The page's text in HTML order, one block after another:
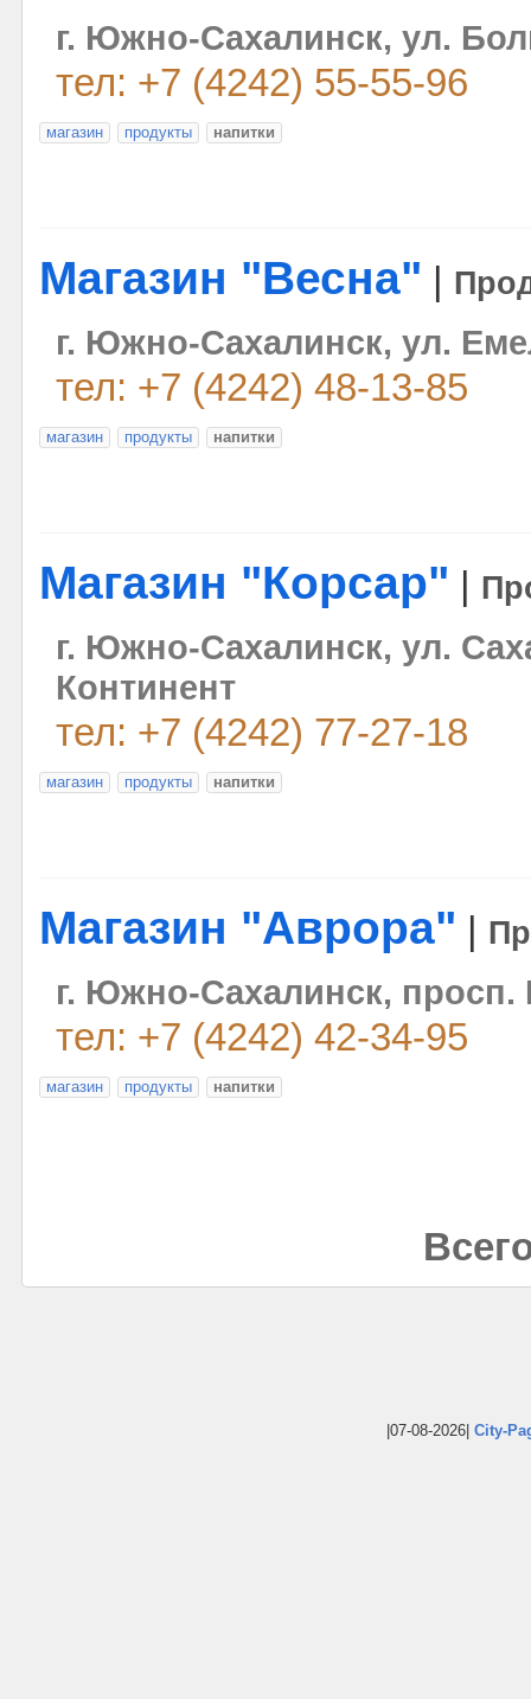
г. Южно-Сахалинск, ул.
тел: +7 (4242) 55-55-96
магазин продукты напитки
Магазин "Весна"
г. Южно-Сахалинск, ул.
тел: +7 (4242) 48-13-85
магазин продукты напитки
Магазин "Корсар"
г. Южно-Сахалинск, ул.
Континент
тел: +7 (4242) 77-27-18
магазин продукты напитки
Магазин "Аврора"
г. Южно-Сахалинск, просп.
тел: +7 (4242) 42-34-95
магазин продукты напитки
|07-08-2026| City-